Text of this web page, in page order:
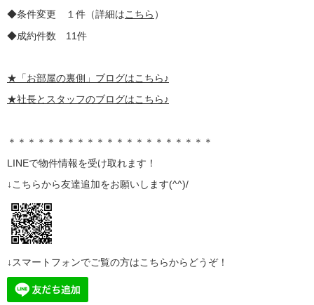
◆条件変更 １件（詳細はこちら ）
◆成約件数 11件
★ 「お部屋の裏側」 ブログはこちら♪
★社長とスタッフのブログはこちら♪
＊＊＊＊＊＊＊＊＊＊＊＊＊＊＊＊＊＊＊＊＊
LINEで物件情報を受け取れます！
↓こちらから友達追加をお願いします(^^)/
↓スマートフォンでご覧の方はこちらからどうぞ！